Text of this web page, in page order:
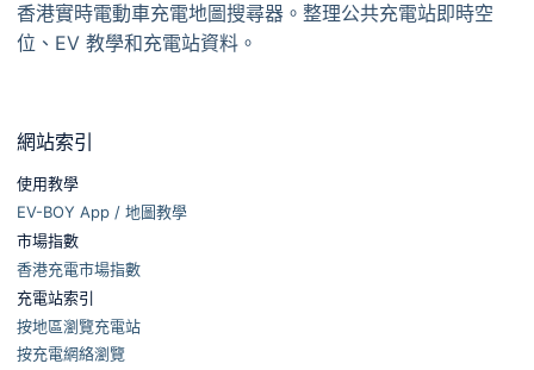
香港實時電動車充電地圖搜尋器。整理公共充電站即時空
位、EV 教學和充電站資料。
網站索引
使用教學
EV-BOY App / 地圖教學
市場指數
香港充電市場指數
充電站索引
按地區瀏覽充電站
按充電網絡瀏覽